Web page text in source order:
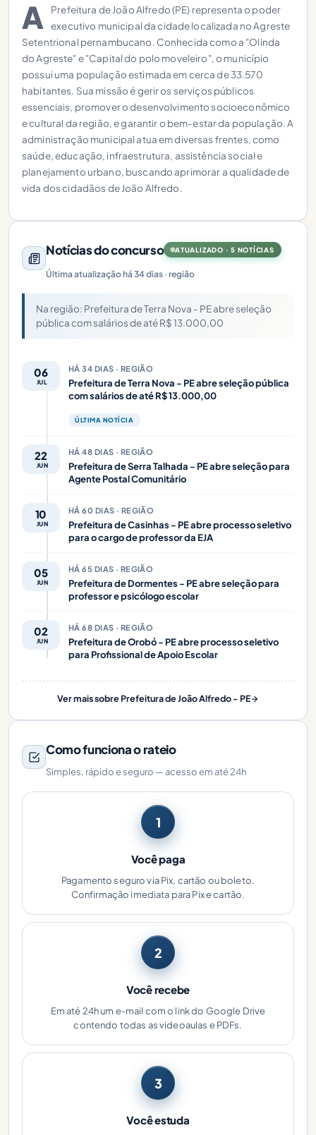
A
Prefeitura de João Alfredo (PE) representa o poder
executivo municipal da cidade localizada no Agreste
Setentrional pernambucano. Conhecida como a "Olinda
do Agreste" e "Capital do polo moveleiro", o município
possui uma população estimada em cerca de 33.570
habitantes. Sua missão é gerir os serviços públicos
essenciais, promover o desenvolvimento socioeconômico
e cultural da região, e garantir o bem-estar da população. A
administração municipal atua em diversas frentes, como
saúde, educação, infraestrutura, assistência social e
planejamento urbano, buscando aprimorar a qualidade de
vida dos cidadãos de João Alfredo.
Notícias do concurso ATUALIZADO · 5 NOTÍCIAS
Última atualização há 34 dias · região
Na região: Prefeitura de Terra Nova - PE abre seleção
pública com salários de até R$ 13.000,00
06
JUL
HÁ 34 DIAS · REGIÃO
Prefeitura de Terra Nova - PE abre seleção pública
com salários de até R$ 13.000,00
ÚLTIMA NOTÍCIA
22
JUN
HÁ 48 DIAS · REGIÃO
Prefeitura de Serra Talhada - PE abre seleção para
Agente Postal Comunitário
10
JUN
HÁ 60 DIAS · REGIÃO
Prefeitura de Casinhas - PE abre processo seletivo
para o cargo de professor da EJA
05
JUN
HÁ 65 DIAS · REGIÃO
Prefeitura de Dormentes - PE abre seleção para
professor e psicólogo escolar
02
JUN
HÁ 68 DIAS · REGIÃO
Prefeitura de Orobó - PE abre processo seletivo
para Profissional de Apoio Escolar
Ver mais sobre Prefeitura de João Alfredo - PE
Como funciona o rateio
Simples, rápido e seguro — acesso em até 24h
1
Você paga
Pagamento seguro via Pix, cartão ou boleto.
Confirmação imediata para Pix e cartão.
2
Você recebe
Em até 24h um e-mail com o link do Google Drive
contendo todas as videoaulas e PDFs.
3
Você estuda